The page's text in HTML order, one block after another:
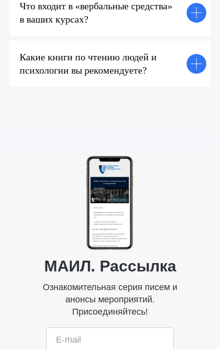
Что входит в «вербальные средства»
в ваших курсах?
Какие книги по чтению людей и
психологии вы рекомендуете?
МАИЛ. Рассылка
Ознакомительная серия писем и
анонсы мероприятий.
Присоединяйтесь!
E-mail